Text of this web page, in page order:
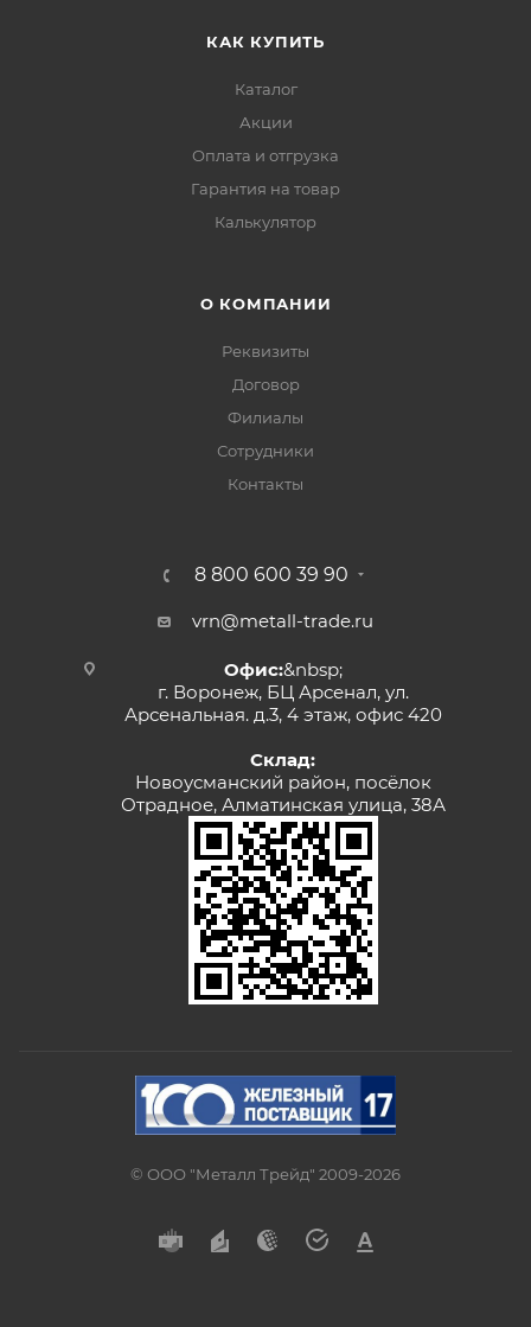
КАК КУПИТЬ
Каталог
Акции
Оплата и отгрузка
Гарантия на товар
Калькулятор
О КОМПАНИИ
Реквизиты
Договор
Филиалы
Сотрудники
Контакты
8 800 600 39 90
vrn@metall-trade.ru
Офис:&nbsp;
г. Воронеж, БЦ Арсенал, ул.
Арсенальная. д.3, 4 этаж, офис 420
Склад:
Новоусманский район, посёлок
Отрадное, Алматинская улица, 38А
© ООО "Металл Трейд" 2009-2026